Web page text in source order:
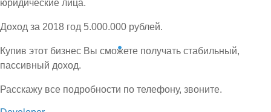
юридические лица.
Доход за 2018 год 5.000.000 рублей.
Купив этот бизнес Вы сможете получать стабильный,
пассивный доход.
Расскажу все подробности по телефону, звоните.